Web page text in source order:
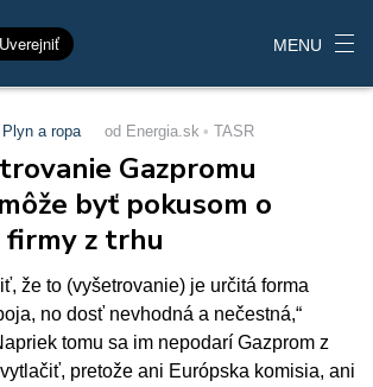
MENU
Plyn a ropa od Energia.sk TASR
Gazpromu
byť pokusom o
z trhu
že to (vyšetrovanie) je určitá forma
no dosť nevhodná a nečestná,“
tomu sa im nepodarí Gazprom z
pretože ani Európska komisia, ani